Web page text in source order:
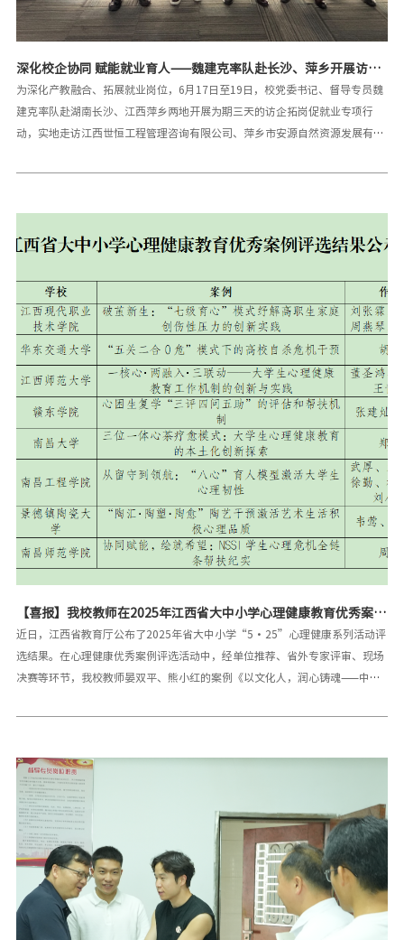
深化校企协同 赋能就业育人——魏建克率队赴长沙、萍乡开展访企
拓岗专项行动
为深化产教融合、拓展就业岗位，6月17日至19日，校党委书记、督导专员魏
建克率队赴湖南长沙、江西萍乡两地开展为期三天的访企拓岗促就业专项行
动，实地走访江西世恒工程管理咨询有限公司、萍乡市安源自然资源发展有限
湖南松将能源有限公司、湖南七进科技有限公司、湖南中创教育科技有限公司
限公司走访萍乡市合盛电器有限公司走访湖南松将能源有限公司走访湖南零壹
车间、研发中心及文化展厅，深入了解行业技术前沿、人才需求及校企合作方
向。座谈会上，校企双方围绕人才共育、科研合作、实习就业等达成多项共
识。魏建克指出，学校始终以服务区域经济发展为己任，以“北斗先行星”等
育人工程为抓手，持续优化专业设置与课程体系，推动校企共建实习实训基
地、联合技术攻关，培养符合新质生产力需求的高素质应用型人才。看望慰问
2025届毕业生看望慰问2025届毕业生魏建克一
【喜报】我校教师在2025年江西省大中小学心理健康教育优秀案例
评选活动中荣获二等奖
近日，江西省教育厅公布了2025年省大中小学“5·25”心理健康系列活动评
选结果。在心理健康优秀案例评选活动中，经单位推荐、省外专家评审、现场
决赛等环节，我校教师晏双平、熊小红的案例《以文化人，润心铸魂——中华
健康教育工作增添亮色。在心理健康教育探索中，晏双平、熊小红团队聚焦中
元素。该案例从理论构建到实践路径，系统阐述如何以文化人，将传统文化的
智慧融入心理健康教育，为高校心理健康教育提供了创新思路与可借鉴模式。
此次获奖，不仅是对晏双平、熊小红两位教师专业能力的肯定，也彰显了我校
在心理健康教育工作中的积极探索与成效。未来，我校将继续深化中华优秀传
统文化与大学生心理健康教育的融合工作，不断探索创新，完善工作机制，为
学生的心理健康发展提供更加坚实的保障，努力培养更多具有深厚文化底蕴、
良好心理素质的新时代优秀人才。一审：熊小红二审：何 凯三审：于永清